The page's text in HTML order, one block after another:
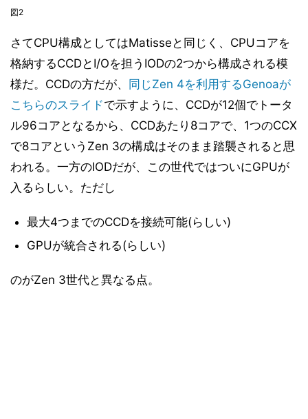
図2
さてCPU構成としてはMatisseと同じく、CPUコアを
格納するCCDとI/Oを担うIODの2つから構成される模
様だ。CCDの方だが、 同じZen 4を利用するGenoaが
こちらのスライドで示すように、CCDが12個でトータ
ル96コアとなるから、CCDあたり8コアで、1つのCCX
で8コアというZen 3の構成はそのまま踏襲されると思
われる。一方のIODだが、この世代ではついにGPUが
入るらしい。ただし
最大4つまでのCCDを接続可能(らしい)
GPUが統合される(らしい)
のがZen 3世代と異なる点。